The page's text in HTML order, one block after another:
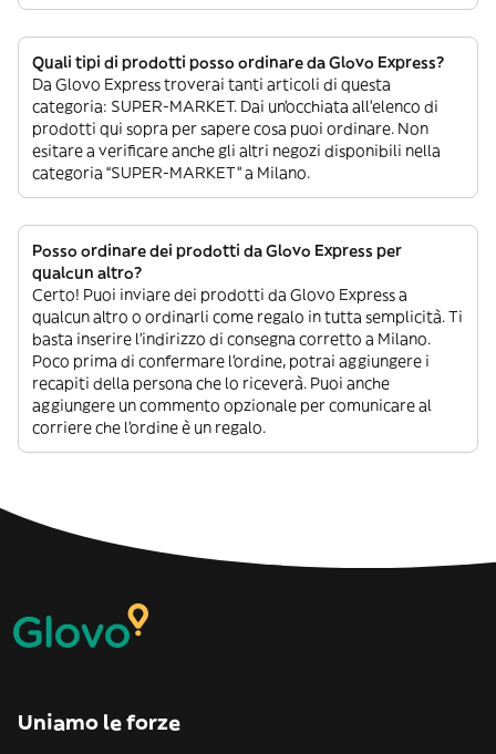
Quali tipi di prodotti posso ordinare da Glovo Express?
Da Glovo Express troverai tanti articoli di questa
categoria: SUPER-MARKET. Dai un’occhiata all’elenco di
prodotti qui sopra per sapere cosa puoi ordinare. Non
esitare a verificare anche gli altri negozi disponibili nella
categoria “SUPER-MARKET” a Milano.
Posso ordinare dei prodotti da Glovo Express per
qualcun altro?
Certo! Puoi inviare dei prodotti da Glovo Express a
qualcun altro o ordinarli come regalo in tutta semplicità. Ti
basta inserire l’indirizzo di consegna corretto a Milano.
Poco prima di confermare l’ordine, potrai aggiungere i
recapiti della persona che lo riceverà. Puoi anche
aggiungere un commento opzionale per comunicare al
corriere che l’ordine è un regalo.
Uniamo le forze